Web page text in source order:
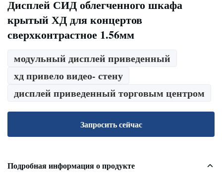
Дисплей СИД облегченного шкафа
крытый ХД для концертов
сверхконтрастное 1.56мм
модульный дисплей приведенный
хд привело видео- стену
дисплей приведенный торговым центром
Запросить сейчас
Подробная информация о продукте